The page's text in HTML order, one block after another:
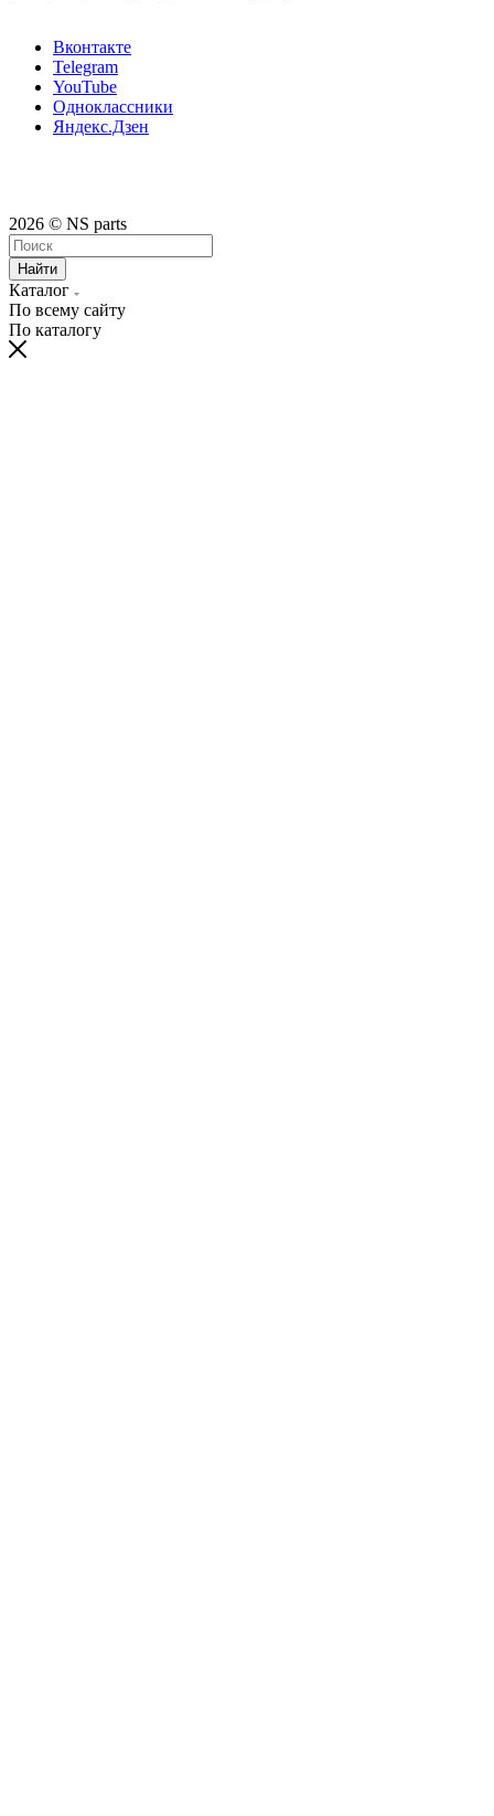
Вконтакте
Telegram
YouTube
Одноклассники
Яндекс.Дзен
2026 © NS parts
Найти
Каталог
По всему сайту
По каталогу